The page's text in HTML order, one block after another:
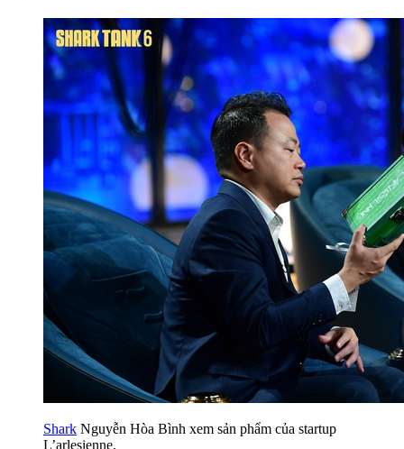
Shark Nguyễn Hòa Bình xem sản phẩm của startup
L’arlesienne.